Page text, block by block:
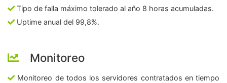
Tipo de falla máximo tolerado al año 8 horas acumuladas.
Uptime anual del 99,8%.
Monitoreo
Monitoreo de todos los servidores contratados en tiempo